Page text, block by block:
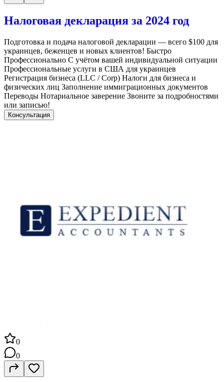
Налоговая декларация за 2024 год
Подготовка и подача налоговой декларации — всего $100 для
украинцев, беженцев и новых клиентов! Быстро
Профессионально С учётом вашей индивидуальной ситуации
Профессиональные услуги в США для украинцев
Регистрация бизнеса (LLC / Corp) Налоги для бизнеса и
физических лиц Заполнение иммиграционных документов
Переводы Нотариальное заверение Звоните за подробностями
или записью!
Консультация
0
0